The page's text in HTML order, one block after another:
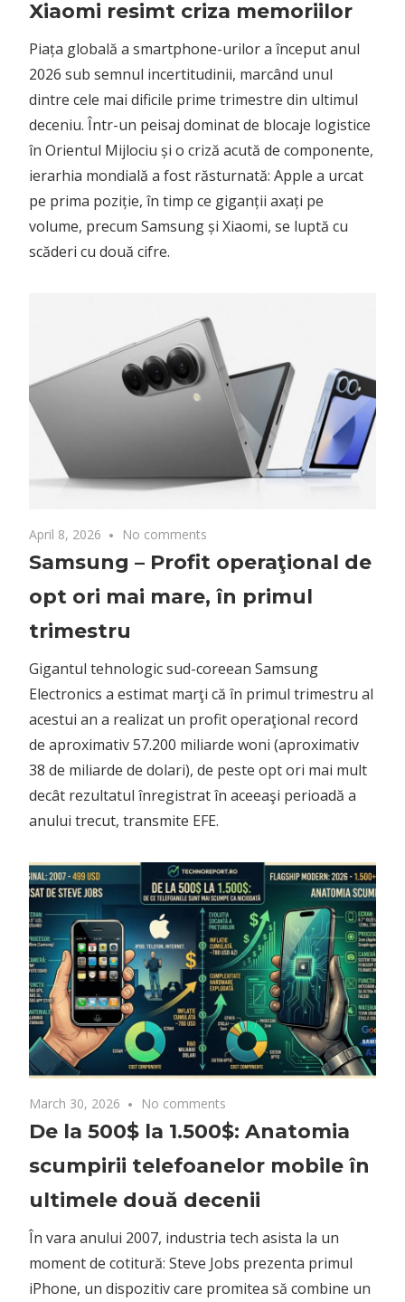
Xiaomi resimt criza memoriilor
Piața globală a smartphone-urilor a început anul
2026 sub semnul incertitudinii, marcând unul
dintre cele mai dificile prime trimestre din ultimul
deceniu. Într-un peisaj dominat de blocaje logistice
în Orientul Mijlociu și o criză acută de componente,
ierarhia mondială a fost răsturnată: Apple a urcat
pe prima poziție, în timp ce giganții axați pe
volume, precum Samsung și Xiaomi, se luptă cu
scăderi cu două cifre.
April 8, 2026 No comments
Samsung – Profit operaţional de
opt ori mai mare, în primul
trimestru
Gigantul tehnologic sud-coreean Samsung
Electronics a estimat marţi că în primul trimestru al
acestui an a realizat un profit operaţional record
de aproximativ 57.200 miliarde woni (aproximativ
38 de miliarde de dolari), de peste opt ori mai mult
decât rezultatul înregistrat în aceeaşi perioadă a
anului trecut, transmite EFE.
March 30, 2026 No comments
De la 500$ la 1.500$: Anatomia
scumpirii telefoanelor mobile în
ultimele două decenii
În vara anului 2007, industria tech asista la un
moment de cotitură: Steve Jobs prezenta primul
iPhone, un dispozitiv care promitea să combine un